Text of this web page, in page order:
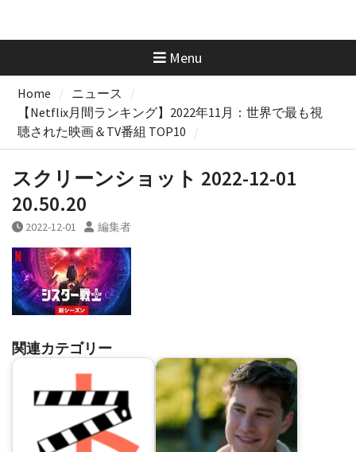
Menu
Home
ニュース
【Netflix月間ランキング】2022年11月：世界で最も視
聴された映画＆TV番組 TOP10
スクリーンショット 2022-12-01
20.50.20
2022-12-01 編集者
関連カテゴリー